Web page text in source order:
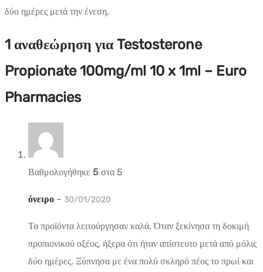
δύο ημέρες μετά την ένεση.
1 αναθεώρηση για Testosterone
Propionate 100mg/ml 10 x 1ml – Euro
Pharmacies
Βαθμολογήθηκε 5 στα 5
όνειρο – 30/01/2020
Τα προϊόντα λειτούργησαν καλά. Όταν ξεκίνησα τη δοκιμή
προπιονικού οξέος, ήξερα ότι ήταν απίστευτο μετά από μόλις
δύο ημέρες. Ξύπνησα με ένα πολύ σκληρό πέος το πρωί και